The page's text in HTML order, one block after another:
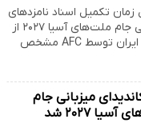
زمان تکمیل اسناد نامزدهای
میزبانی جام ملت‌های آسیا ۲۰۲۷ از
جمله ایران توسط AFC مشخص
میزبانی جام
۲۰۲۷ شد